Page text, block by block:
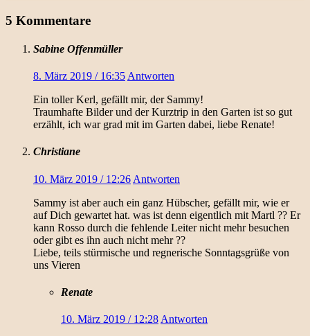
5 Kommentare
Sabine Offenmüller
8. März 2019 / 16:35 Antworten
Ein toller Kerl, gefällt mir, der Sammy!
Traumhafte Bilder und der Kurztrip in den Garten ist so gut
erzählt, ich war grad mit im Garten dabei, liebe Renate!
Christiane
10. März 2019 / 12:26 Antworten
Sammy ist aber auch ein ganz Hübscher, gefällt mir, wie er
auf Dich gewartet hat. was ist denn eigentlich mit Martl ?? Er
kann Rosso durch die fehlende Leiter nicht mehr besuchen
oder gibt es ihn auch nicht mehr ??
Liebe, teils stürmische und regnerische Sonntagsgrüße von
uns Vieren
Renate
10. März 2019 / 12:28 Antworten